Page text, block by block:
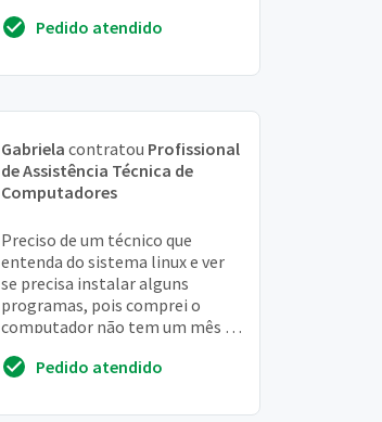
o produto estamos de...
Pedido atendido
Gabriela contratou Profissional
de Assistência Técnica de
Computadores
Preciso de um técnico que
entenda do sistema linux e ver
se precisa instalar alguns
programas, pois comprei o
computador não tem um mês e
assistir vídeos e n...
Pedido atendido